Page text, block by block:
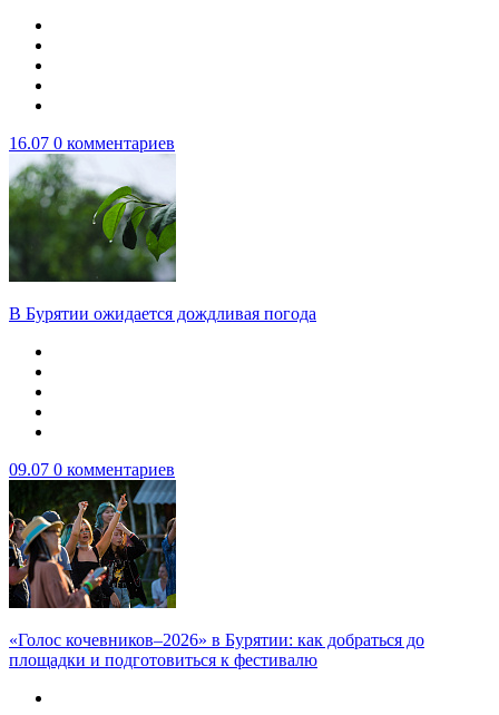
16.07 0 комментариев
В Бурятии ожидается дождливая погода
09.07 0 комментариев
«Голос кочевников–2026» в Бурятии: как добраться до
площадки и подготовиться к фестивалю